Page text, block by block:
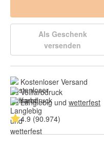
Als Geschenk
versenden
Kostenloser Versand
Vollfarbdruck
Langlebig und wetterfest
4.9 (90.974)